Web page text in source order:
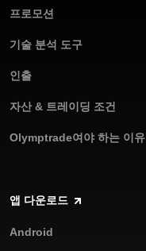
프로모션
기술 분석 도구
인출
자산 & 트레이딩 조건
Olymptrade여야 하는 이유
앱 다운로드
Android